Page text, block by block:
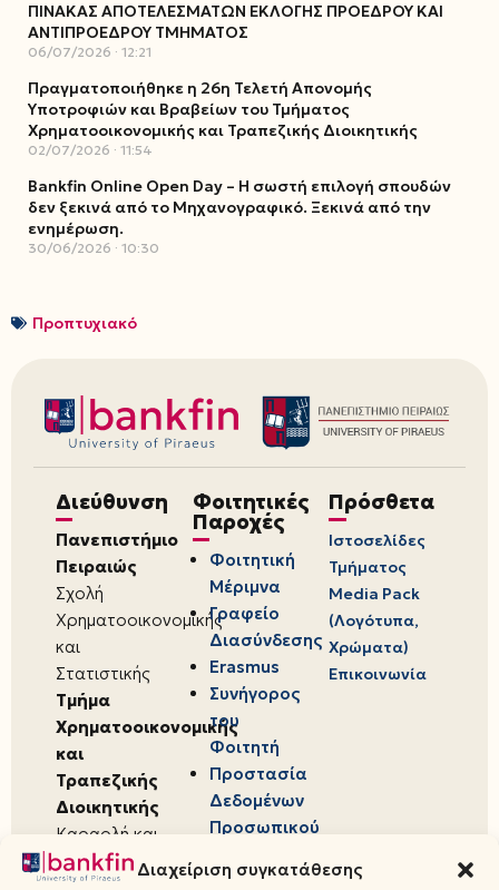
Διαχείριση συγκατάθεσης
ΠΙΝΑΚΑΣ ΑΠΟΤΕΛΕΣΜΑΤΩΝ ΕΚΛΟΓΗΣ ΠΡΟΕΔΡΟΥ ΚΑΙ
ΑΝΤΙΠΡΟΕΔΡΟΥ ΤΜΗΜΑΤΟΣ
06/07/2026 12:21
Πραγματοποιήθηκε η 26η Τελετή Απονομής
Υποτροφιών και Βραβείων του Τμήματος
Χρηματοοικονομικής και Τραπεζικής Διοικητικής
02/07/2026 11:54
Bankfin Online Open Day – Η σωστή επιλογή σπουδών
δεν ξεκινά από το Μηχανογραφικό. Ξεκινά από την
ενημέρωση.
30/06/2026 10:30
Προπτυχιακό
Διεύθυνση
Πανεπιστήμιο
Πειραιώς
Σχολή
Χρηματοοικονομικής
και
Στατιστικής
Τμήμα
Χρηματοοικονομικής
και
Τραπεζικής
Διοικητικής
Καραολή και
Δημητρίου 80,
Φοιτητικές
Παροχές
Φοιτητική
Μέριμνα
Γραφείο
Διασύνδεσης
Erasmus
Συνήγορος
του
Φοιτητή
Προστασία
Δεδομένων
Προσωπικού
Πρόσθετα
Ιστοσελίδες
Τμήματος
Media Pack
(Λογότυπα,
Χρώματα)
Επικοινωνία